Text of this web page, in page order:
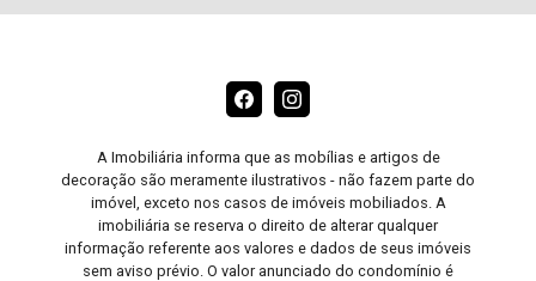
A Imobiliária informa que as mobílias e artigos de
decoração são meramente ilustrativos - não fazem parte do
imóvel, exceto nos casos de imóveis mobiliados. A
imobiliária se reserva o direito de alterar qualquer
informação referente aos valores e dados de seus imóveis
sem aviso prévio. O valor anunciado do condomínio é